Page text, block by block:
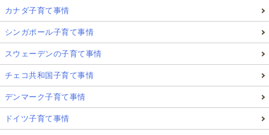
カナダ子育て事情
シンガポール子育て事情
スウェーデンの子育て事情
チェコ共和国子育て事情
デンマーク子育て事情
ドイツ子育て事情